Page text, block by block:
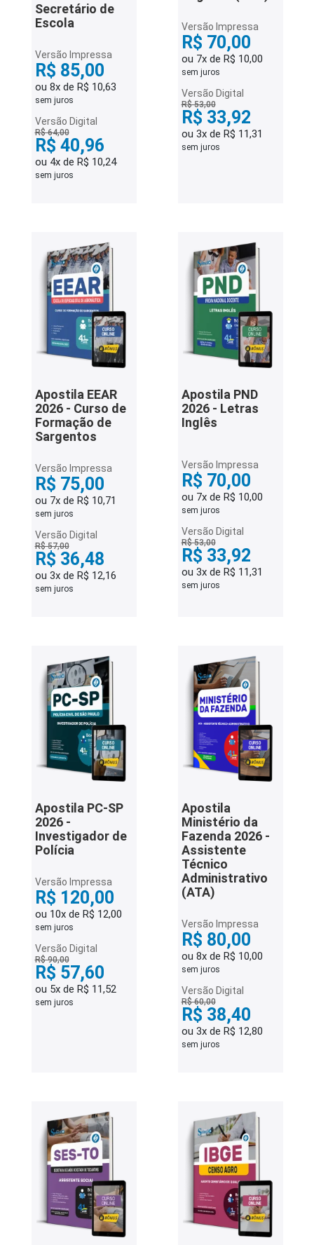
Secretário de
Escola
Versão Impressa
R$ 85,00
ou 8x de R$ 10,63
sem juros
Versão Digital
R$ 64,00
R$ 40,96
ou 4x de R$ 10,24
sem juros
Versão Impressa
R$ 70,00
ou 7x de R$ 10,00
sem juros
Versão Digital
R$ 53,00
R$ 33,92
ou 3x de R$ 11,31
sem juros
Apostila EEAR
2026 - Curso de
Formação de
Sargentos
Versão Impressa
R$ 75,00
ou 7x de R$ 10,71
sem juros
Versão Digital
R$ 57,00
R$ 36,48
ou 3x de R$ 12,16
sem juros
Apostila PND
2026 - Letras
Inglês
Versão Impressa
R$ 70,00
ou 7x de R$ 10,00
sem juros
Versão Digital
R$ 53,00
R$ 33,92
ou 3x de R$ 11,31
sem juros
Apostila PC-SP
2026 -
Investigador de
Polícia
Versão Impressa
R$ 120,00
ou 10x de R$ 12,00
sem juros
Versão Digital
R$ 90,00
R$ 57,60
ou 5x de R$ 11,52
sem juros
Apostila
Ministério da
Fazenda 2026 -
Assistente
Técnico
Administrativo
(ATA)
Versão Impressa
R$ 80,00
ou 8x de R$ 10,00
sem juros
Versão Digital
R$ 60,00
R$ 38,40
ou 3x de R$ 12,80
sem juros